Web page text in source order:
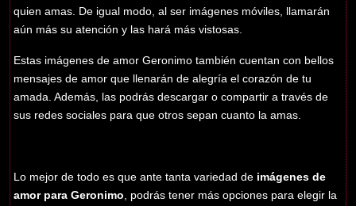
quien amas. De igual modo, al ser imágenes móviles, llamarán
aún más su atención y las hará más vistosas.
Estas imágenes de amor Geronimo también cuentan con bellos
mensajes de amor que llenarán de alegría el corazón de tu
amada. Además, las podrás descargar o compartir a través de
sus redes sociales para que otros sepan cuanto la amas.
Lo mejor de todo es que ante tanta variedad de imágenes de
amor para Geronimo, podrás tener más opciones para elegir la